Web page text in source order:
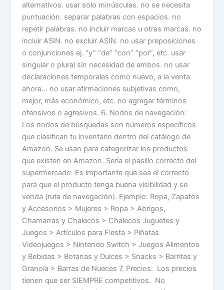
alternativos. usar solo minúsculas. no se necesita
puntuación. separar palabras con espacios. no
repetir palabras. no incluir marcas u otras marcas. no
incluir ASIN. no excluir ASIN. no usar preposiciones
o conjunciones ej. “y” “de” “con” “por”, etc. usar
singular o plural sin necesidad de ambos. no usar
declaraciones temporales como nuevo, a la venta
ahora… no usar afirmaciones subjetivas como,
mejor, más económico, etc. no agregar términos
ofensivos o agresivos. 6. Nodos de navegación:
Los nodos de búsquedas son números específicos
que clasifican tu inventario dentro del catálogo de
Amazon. Se usan para categorizar los productos
que existen en Amazon. Sería el pasillo correcto del
supermercado. Es importante que sea el correcto
para que el producto tenga buena visibilidad y se
venda (ruta de navegación). Ejemplo: Ropa, Zapatos
y Accesorios > Mujeres > Ropa > Abrigos,
Chamarras y Chalecos > Chalecos Juguetes y
Juegos > Artículos para Fiesta > Piñatas
Videojuegos > Nintendo Switch > Juegos Alimentos
y Bebidas > Botanas y Dulces > Snacks > Barritas y
Granola > Barras de Nueces 7. Precios: Los precios
tienen que ser SIEMPRE competitivos. No